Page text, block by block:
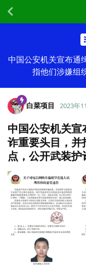
中国公安机关宣布通
指他们涉嫌组
白菜项目 2023年
中国公安机关
诈重要头目，
点，公开武装护